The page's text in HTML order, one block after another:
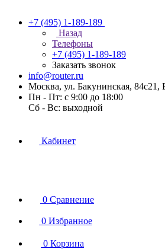
+7 (495) 1-189-189
Назад
Телефоны
+7 (495) 1-189-189
Заказать звонок
info@router.ru
Москва, ул. Бакунинская,
Пн - Пт: с 9:00 до 18:00
Cб - Вс: выходной
Кабинет
0 Сравнение
0 Избранное
0 Корзина